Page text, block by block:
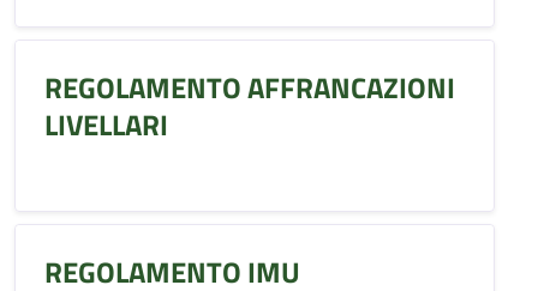
REGOLAMENTO AFFRANCAZIONI
LIVELLARI
REGOLAMENTO IMU